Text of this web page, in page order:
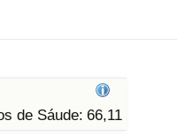
de Sáude: 66,11
(Atual)